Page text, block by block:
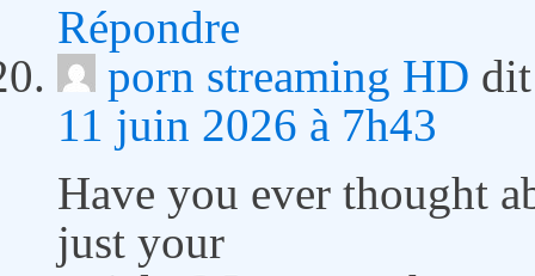
Répondre
porn streaming HD
11 juin 2026 à 7h43
Have you ever thought
just your